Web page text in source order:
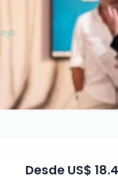
Desde US$